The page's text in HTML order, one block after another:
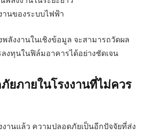
านของระบบไฟฟ้า
พลังงานในเชิงข้อมูล จะสามารถวัดผล
งทุนในฟิล์มอาคารได้อย่างชัดเจน
ยภายในโรงงานที่ไม่ควร
งานแล้ว ความปลอดภัยเป็นอีกปัจจัยที่ส่ง